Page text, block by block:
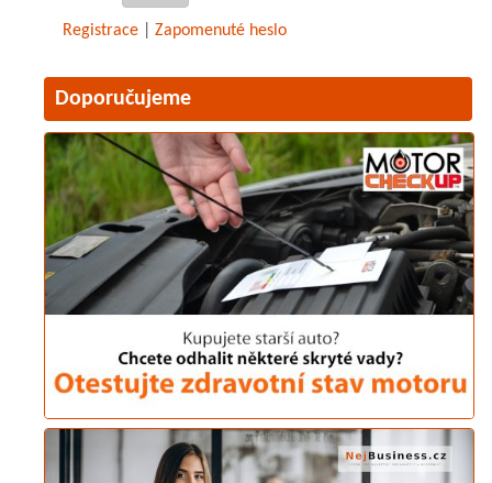
Registrace Zapomenuté heslo
Doporučujeme